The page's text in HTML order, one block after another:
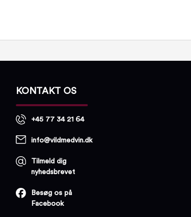
KONTAKT OS
+45 77 34 21 64
info@vildmedvin.dk
Tilmeld dig
nyhedsbrevet
Besøg os på
Facebook